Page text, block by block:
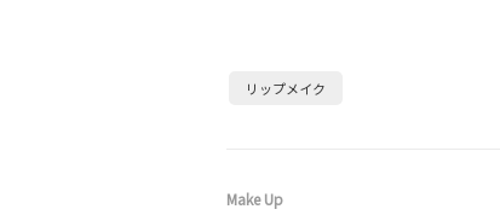
リップメイク
Make Up